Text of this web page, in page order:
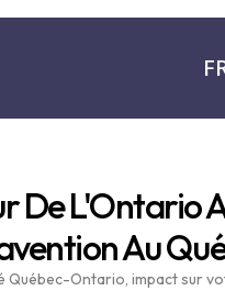
De L'Ontario
Au
Québec-Ontario, impact sur